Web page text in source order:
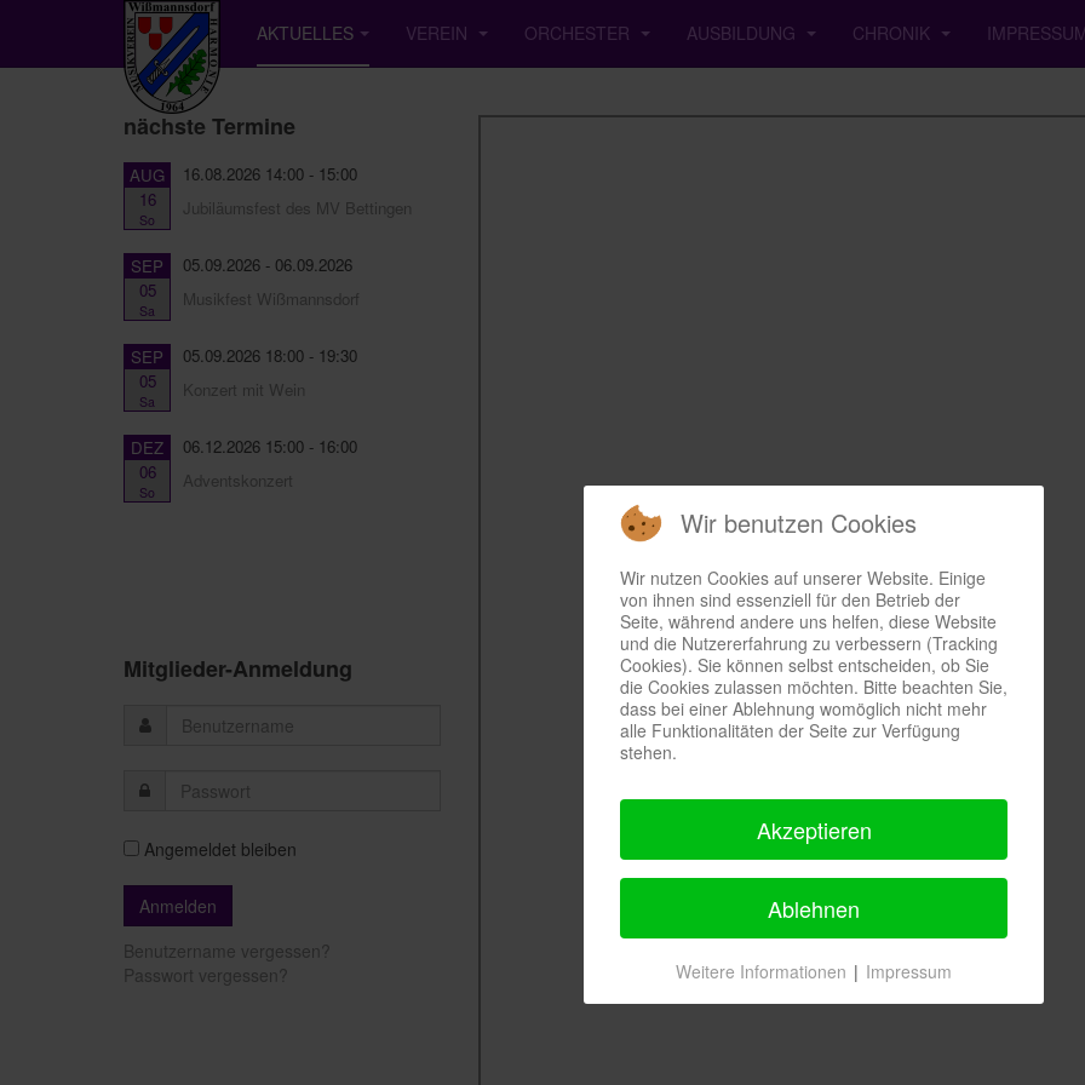
AKTUELLES VEREIN ORCHESTER AUSBILDUNG CHRONIK IMPRESSUM
nächste Termine
Mitglieder-Anmeldung
Angemeldet bleiben
Benutzername vergessen?
Passwort vergessen?
Wir benutzen Cookies
Wir nutzen Cookies auf unserer Website. Einige
von ihnen sind essenziell für den Betrieb der
Seite, während andere uns helfen, diese Website
und die Nutzererfahrung zu verbessern (Tracking
Cookies). Sie können selbst entscheiden, ob Sie
die Cookies zulassen möchten. Bitte beachten Sie,
dass bei einer Ablehnung womöglich nicht mehr
alle Funktionalitäten der Seite zur Verfügung
stehen.
Akzeptieren
Ablehnen
Weitere Informationen | Impressum